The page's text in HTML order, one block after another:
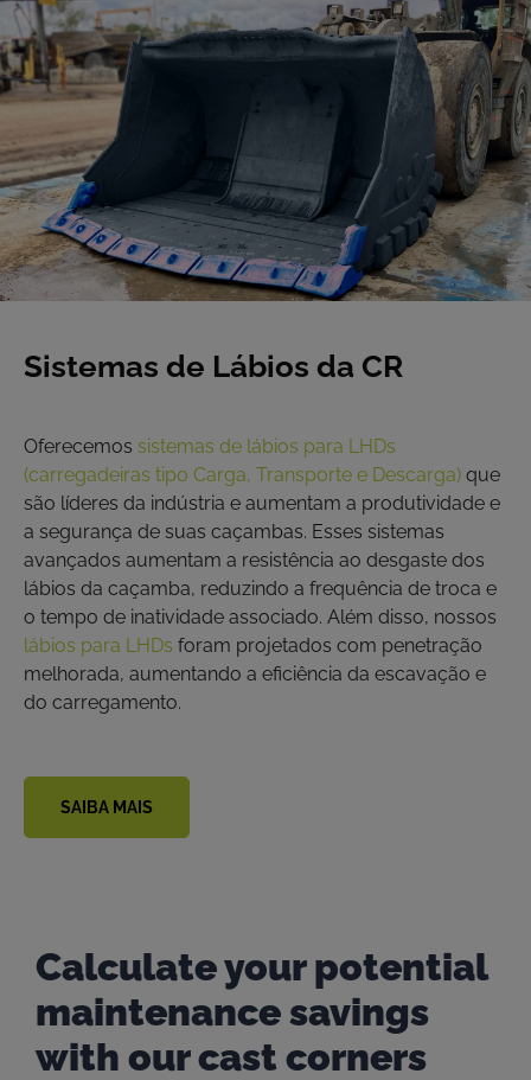
Sistemas de Lábios da CR
Oferecemos sistemas de lábios para LHDs
(carregadeiras tipo Carga, Transporte e Descarga) que
são líderes da indústria e aumentam a produtividade e
a segurança de suas caçambas. Esses sistemas
avançados aumentam a resistência ao desgaste dos
lábios da caçamba, reduzindo a frequência de troca e
o tempo de inatividade associado. Além disso, nossos
lábios para LHDs foram projetados com penetração
melhorada, aumentando a eficiência da escavação e
do carregamento.
SAIBA MAIS
Calculate your potential
maintenance savings
with our cast corners